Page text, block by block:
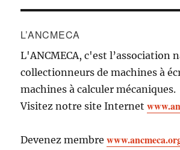
L’ANCMECA
L'ANCMECA, c'est l’association
collectionneurs de machines à
machines à calculer mécaniques.
Visitez notre site Internet
Devenez membre